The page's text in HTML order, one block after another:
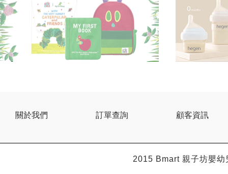
關於我們 訂單查詢 顧客資訊
2015 Bmart親子坊嬰幼